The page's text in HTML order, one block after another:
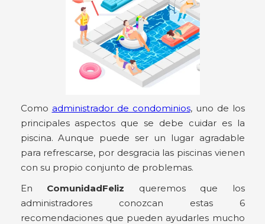
Como administrador de condominios, uno de los
principales aspectos que se debe cuidar es la
piscina. Aunque puede ser un lugar agradable
para refrescarse, por desgracia las piscinas vienen
con su propio conjunto de problemas.
En ComunidadFeliz queremos que los
administradores conozcan estas 6
recomendaciones que pueden ayudarles mucho